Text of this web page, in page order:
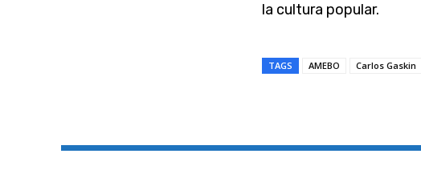
la cultura popular.
TAGS AMEBO Carlos Gaskin